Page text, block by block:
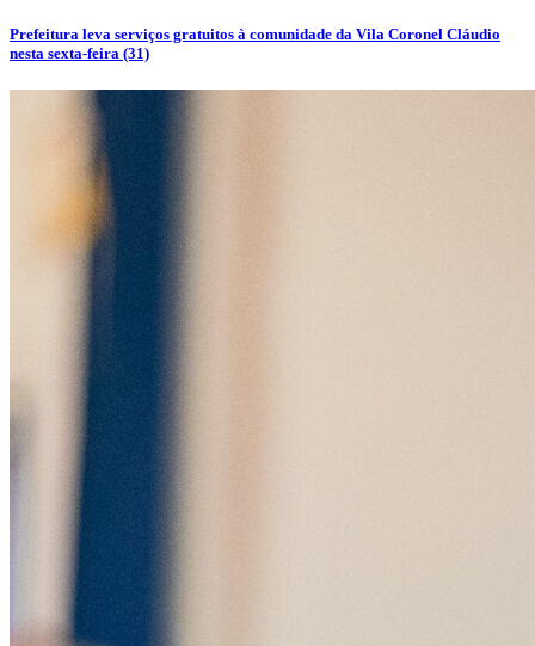
Prefeitura leva serviços gratuitos à comunidade da Vila Coronel Cláudio
nesta sexta-feira (31)